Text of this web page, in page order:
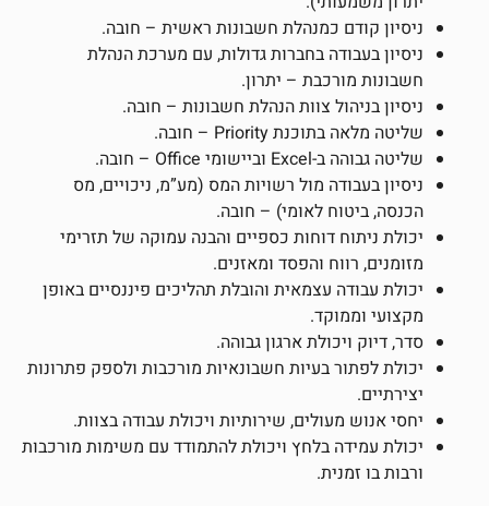
ניסיון קודם כמנהלת חשבונות ראשית – חובה.
ניסיון בעבודה בחברות גדולות, עם מערכת הנהלת
חשבונות מורכבת – יתרון.
ניסיון בניהול צוות הנהלת חשבונות – חובה.
שליטה מלאה בתוכנת Priority – חובה.
שליטה גבוהה ב-Excel וביישומי Office – חובה.
ניסיון בעבודה מול רשויות המס (מע”מ, ניכויים, מס
הכנסה, ביטוח לאומי) – חובה.
יכולת ניתוח דוחות כספיים והבנה עמוקה של תזרימי
מזומנים, רווח והפסד ומאזנים.
יכולת עבודה עצמאית והובלת תהליכים פיננסיים באופן
מקצועי וממוקד.
סדר, דיוק ויכולת ארגון גבוהה.
יכולת לפתור בעיות חשבונאיות מורכבות ולספק פתרונות
יצירתיים.
יחסי אנוש מעולים, שירותיות ויכולת עבודה בצוות.
יכולת עמידה בלחץ ויכולת להתמודד עם משימות מורכבות
ורבות בו זמנית.